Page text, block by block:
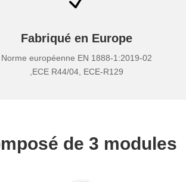
Fabriqué en Europe
Norme européenne EN 1888-1:2019-02
,ECE R44/04, ECE-R129
de 3 modules